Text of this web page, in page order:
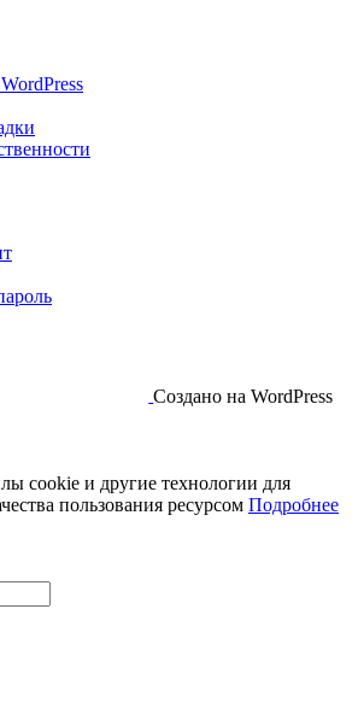
WordPress
Создано на WordPress
cookie и другие технологии для
пользования ресурсом Подробнее